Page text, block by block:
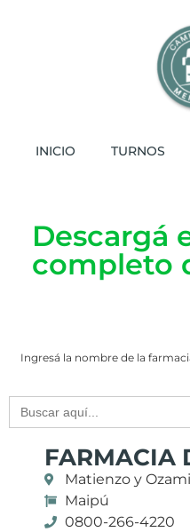
INICIO TURNOS
Descargá
completo
Ingresá la nombre de la
Buscar:
FARMACIA
Matienzo y
Maipú
0800-266-4220